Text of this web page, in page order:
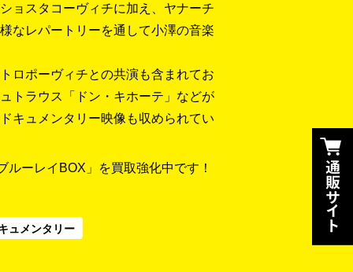
ョスタコーヴィチに加え、ヤナーチ
なレパートリーを通して小澤の音楽
ロポーヴィチとの共演も含まれてお
トラウス「ドン・キホーテ」などが
キュメンタリー映像も収められてい
ーレイBOX」を買取強化中です！
ュメンタリー